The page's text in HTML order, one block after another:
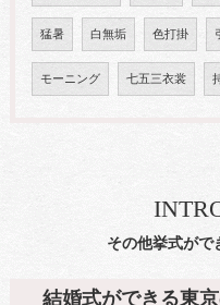
猛暑 白無垢 色打掛
モーニング 七五三衣裳
その他挙式がで
結婚式ができる東